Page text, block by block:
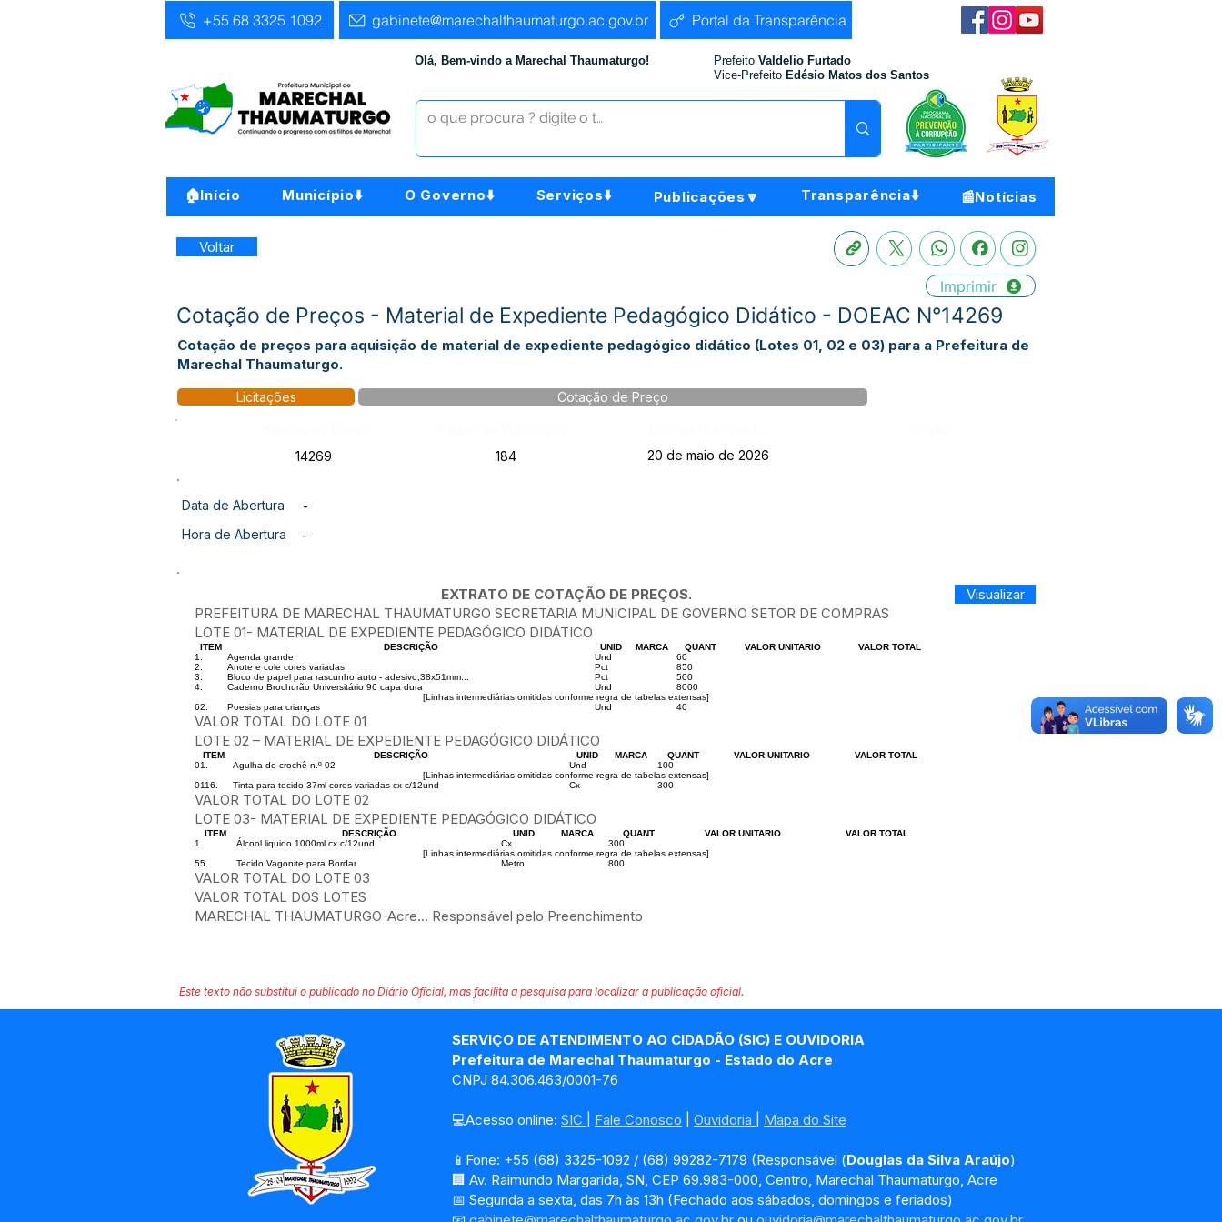
+55 68 3325 1092 gabinete@marechalthaumaturgo.ac.gov.br Portal da Transparência
Olá, Bem-vindo a Marechal Thaumaturgo! Prefeito Valdelio Furtado
Vice-Prefeito Edésio Matos dos Santos
🏠Início Município⬇️ O Governo⬇️ Serviços⬇️ Publicações🔽 Transparência⬇️ 📰Notícias
Voltar
Imprimir
Cotação de Preços - Material de Expediente Pedagógico Didático - DOEAC N°14269
Cotação de preços para aquisição de material de expediente pedagógico didático (Lotes 01, 02 e 03) para a Prefeitura de
Marechal Thaumaturgo.
Licitações Cotação de Preço
14269
184 20 de maio de 2026
Data de Abertura
-
Hora de Abertura
-
EXTRATO DE COTAÇÃO DE PREÇOS.
PREFEITURA DE MARECHAL THAUMATURGO SECRETARIA MUNICIPAL DE GOVERNO SETOR DE COMPRAS
LOTE 01- MATERIAL DE EXPEDIENTE PEDAGÓGICO DIDÁTICO
ITEM DESCRIÇÃO UNID MARCA QUANT VALOR UNITARIO
VALOR TOTAL
1.
Agenda grande Und
60
2.
Anote e cole cores variadas Pct
850
3.
Bloco de papel para rascunho auto - adesivo,38x51mm... Pct
500
4.
Caderno Brochurão Universitário 96 capa dura Und
8000
[Linhas intermediárias omitidas conforme regra de tabelas extensas]
62.
Poesias para crianças Und 40
VALOR TOTAL DO LOTE 01
LOTE 02 – MATERIAL DE EXPEDIENTE PEDAGÓGICO DIDÁTICO
ITEM DESCRIÇÃO UNID MARCA QUANT VALOR UNITARIO
VALOR TOTAL
01.
Agulha de crochê n.º 02 Und
100
[Linhas intermediárias omitidas conforme regra de tabelas extensas]
0116.
Tinta para tecido 37ml cores variadas cx c/12und Cx 300
VALOR TOTAL DO LOTE 02
LOTE 03- MATERIAL DE EXPEDIENTE PEDAGÓGICO DIDÁTICO
ITEM DESCRIÇÃO UNID MARCA QUANT VALOR UNITARIO
VALOR TOTAL
1.
Álcool liquido 1000ml cx c/12und Cx
300
[Linhas intermediárias omitidas conforme regra de tabelas extensas]
55.
Tecido Vagonite para Bordar Metro 800
VALOR TOTAL DO LOTE 03
VALOR TOTAL DOS LOTES
MARECHAL THAUMATURGO-Acre... Responsável pelo Preenchimento
Visualizar
Este texto não substitui o publicado no Diário Oficial, mas facilita a pesquisa para localizar a publicação oficial.
SERVIÇO DE ATENDIMENTO AO CIDADÃO (SIC) E OUVIDORIA
Prefeitura de Marechal Thaumaturgo - Estado do Acre
CNPJ 84.306.463/0001-76
💻Acesso online: SIC Fale Conosco Ouvidoria Mapa do Site
📱Fone: +55 (68) 3325-1092 / (68) 99282-7179 (Responsável (Douglas da Silva Araújo)
🏢 Av. Raimundo Margarida, SN, CEP 69.983-000, Centro, Marechal Thaumaturgo, Acre
📅 Segunda a sexta, das 7h às 13h (Fechado aos sábados, domingos e feriados)